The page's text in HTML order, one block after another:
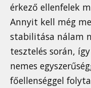
érkező ellenfelek
Annyit kell még
stabilitása nálam
tesztelés során,
nemes
főellenséggel